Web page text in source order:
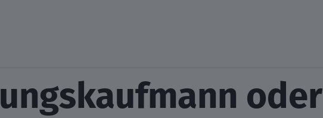
oder